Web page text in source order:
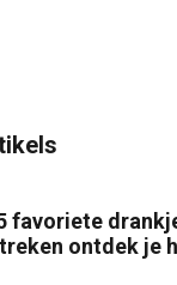
favoriete
ontdek je